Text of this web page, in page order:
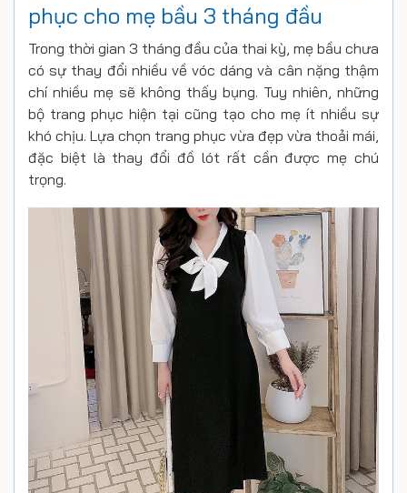
phục cho mẹ bầu 3 tháng đầu
Trong thời gian 3 tháng đầu của thai kỳ, mẹ bầu chưa
có sự thay đổi nhiều về vóc dáng và cân nặng thậm
chí nhiều mẹ sẽ không thấy bụng. Tuy nhiên, những
bộ trang phục hiện tại cũng tạo cho mẹ ít nhiều sự
khó chịu. Lựa chọn trang phục vừa đẹp vừa thoải mái,
đặc biệt là thay đổi đồ lót rất cần được mẹ chú
trọng.